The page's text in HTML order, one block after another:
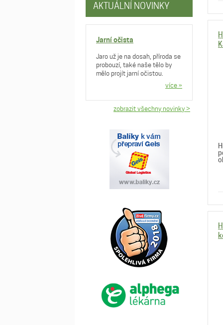
AKTUÁLNÍ NOVINKY
Jarní očista
Jaro už je na dosah, příroda se
probouzí, také naše tělo by
mělo projít jarní očistou.
více »
zobrazit všechny novinky >